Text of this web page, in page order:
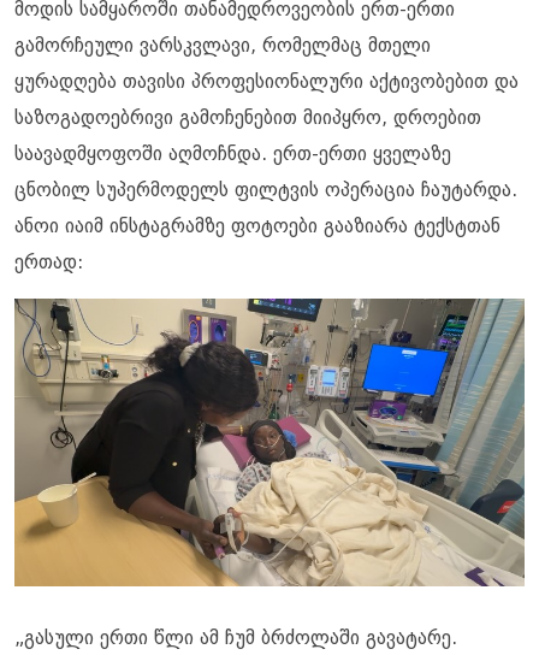
მოდის სამყაროში თანამედროვეობის ერთ-ერთი
გამორჩეული ვარსკვლავი, რომელმაც მთელი
ყურადღება თავისი პროფესიონალური აქტივობებით და
საზოგადოებრივი გამოჩენებით მიიპყრო, დროებით
საავადმყოფოში აღმოჩნდა. ერთ-ერთი ყველაზე
ცნობილ სუპერმოდელს ფილტვის ოპერაცია ჩაუტარდა.
ანოი იაიმ ინსტაგრამზე ფოტოები გააზიარა ტექსტთან
ერთად:
„გასული ერთი წლი ამ ჩუმ ბრძოლაში გავატარე.